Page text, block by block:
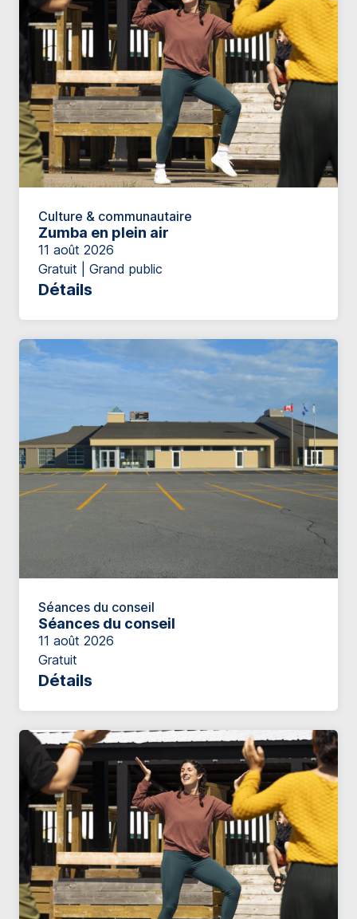
Culture & communautaire
Zumba en plein air
11 août 2026
Gratuit | Grand public
Détails
Séances du conseil
Séances du conseil
11 août 2026
Gratuit
Détails